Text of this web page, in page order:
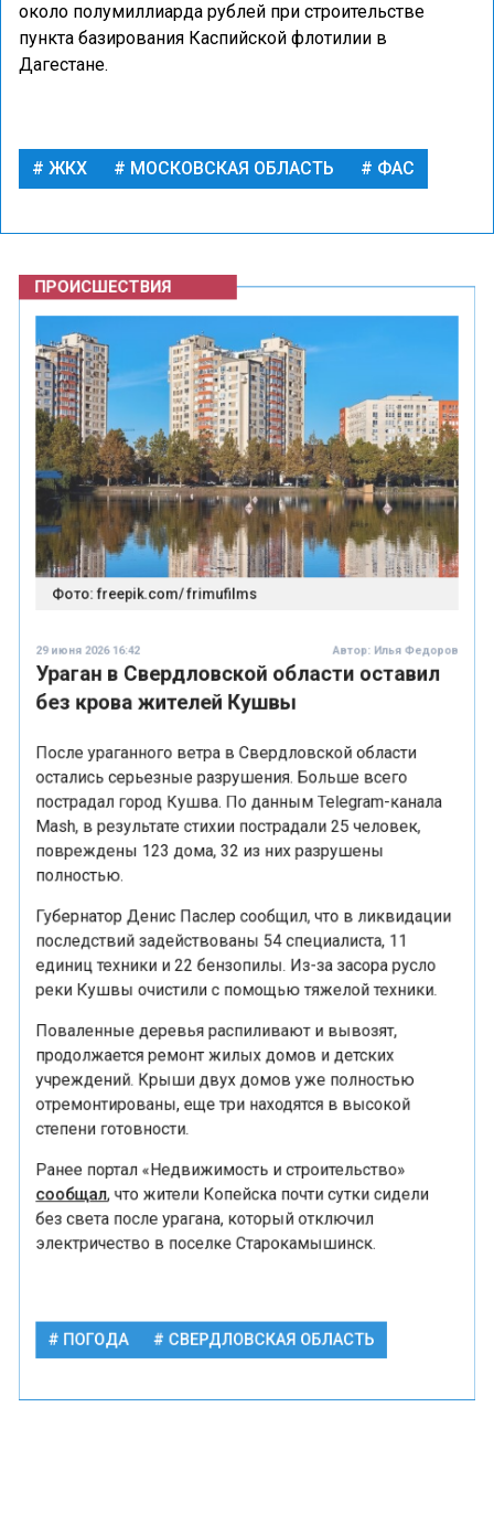
около полумиллиарда рублей при строительстве
пункта базирования Каспийской флотилии в
Дагестане.
ЖКХ МОСКОВСКАЯ ОБЛАСТЬ ФАС
ПРОИСШЕСТВИЯ
Фото: freepik.com/ frimufilms
Ураган в Свердловской области оставил
без крова жителей Кушвы
остались серьезные разрушения. Больше всего
пострадал город Кушва. По данным Telegram-канала
Mash, в результате стихии пострадали 25 человек,
повреждены 123 дома, 32 из них разрушены
полностью.
Губернатор Денис Паслер сообщил, что в ликвидации
последствий задействованы 54 специалиста, 11
единиц техники и 22 бензопилы. Из-за засора русло
реки Кушвы очистили с помощью тяжелой техники.
Поваленные деревья распиливают и вывозят,
продолжается ремонт жилых домов и детских
учреждений. Крыши двух домов уже полностью
отремонтированы, еще три находятся в высокой
Ранее портал «Недвижимость и строительство»
сообщал, что жители Копейска почти сутки сидели
без света после урагана, который отключил